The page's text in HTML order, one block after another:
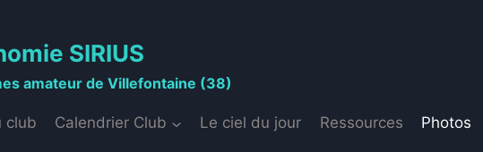
SIRIUS
amateur de Villefontaine (38)
club Calendrier Club Le ciel du jour Ressources Photos